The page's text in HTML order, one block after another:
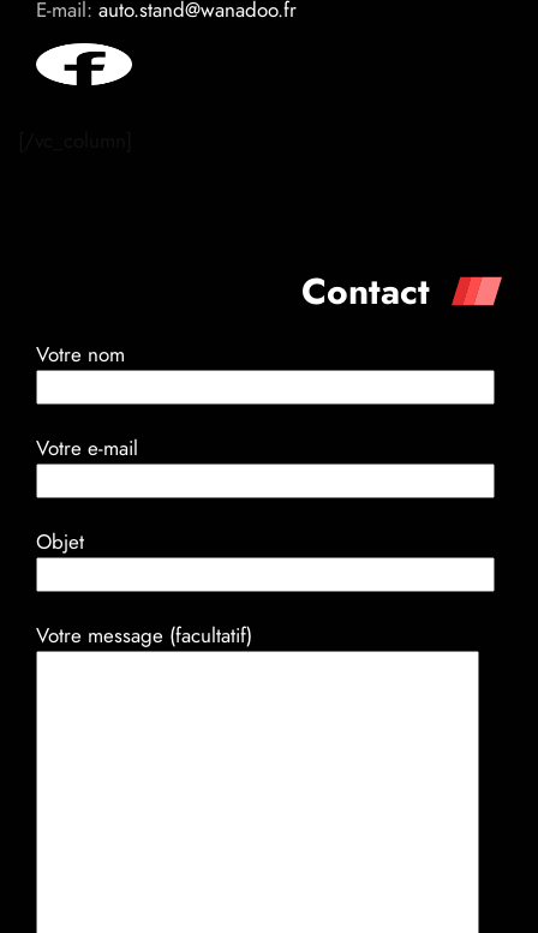
E-mail: auto.stand@wanadoo.fr
Contact
Votre nom
Votre e-mail
Objet
Votre message (facultatif)